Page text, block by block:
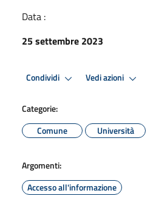
Data :
25 settembre 2023
Condividi Vedi azioni
Categorie:
Comune
Università
Argomenti:
Accesso all'informazione